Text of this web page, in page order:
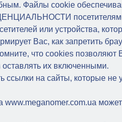
Файлы cookie
посетителями
или устройства,
Вас, как запретить
что cookies
их включенными.
ссылки на сайты, которые
www.meganomer.com.ua